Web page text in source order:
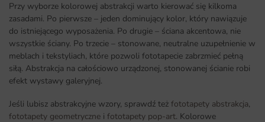
Przy wyborze kolorowej abstrakcji warto kierować się kilkoma
zasadami. Po pierwsze – jeden dominujący kolor, który nawiązuje
do istniejącego wyposażenia. Po drugie – ściana akcentowa, nie
wszystkie ściany. Po trzecie – stonowane, neutralne uzupełnienie w
meblach i tekstyliach, które pozwoli fototapecie zabrzmieć pełną
siłą. Abstrakcja na całościowo urządzonej, stonowanej ścianie robi
efekt wystawy galeryjnej.
Jeśli lubisz abstrakcyjne wzory, sprawdź też fototapety abstrakcja,
fototapety geometryczne i fototapety pop-art. Kolorowe